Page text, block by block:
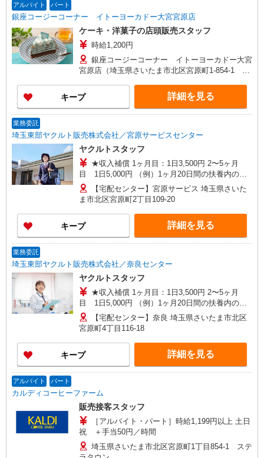
アルバイト パート
銀座コージーコーナー イトーヨーカドー大宮宮原店
ケーキ・洋菓子の店頭販売スタッフ
時給1,200円
銀座コージーコーナー イトーヨーカドー大宮
宮原店（埼玉県さいたま市北区宮原町1-854-1 イ
囲：変更なし
キープ 詳細を見る
業務委託
埼玉東部ヤクルト販売株式会社／宮原サービスセンター
ヤクルトスタッフ
★収入補償 1ヶ月目：1日3,500円 2〜5ヶ月
目 1日5,000円 （例）1ヶ月20日間の扶養内のお
仕事の場合5,000円×20日＝100,000円 ※扶養内は
月収108,000円まで 平均月収130,000円 ◆商品買
取りなし！働いた分はしっかり稼げます 収入保障
期間：5か月
【宅配センター】宮原サービス 埼玉県さいた
ま市北区宮原町2丁目109-20
キープ 詳細を見る
業務委託
埼玉東部ヤクルト販売株式会社／奈良センター
ヤクルトスタッフ
★収入補償 1ヶ月目：1日3,500円 2〜5ヶ月
目 1日5,000円 （例）1ヶ月20日間の扶養内のお
仕事の場合5,000円×20日＝100,000円 ※扶養内は
月収108,000円まで 平均月収130,000円 ◆商品買
取りなし！働いた分はしっかり稼げます 収入保障
期間：5か月
【宅配センター】奈良 埼玉県さいたま市北区
宮原町4丁目116-18
キープ 詳細を見る
アルバイト パート
カルディコーヒーファーム
販売接客スタッフ
［アルバイト・パート］時給1,199円以上 土日
祝 ＋手当50円／時間
埼玉県さいたま市北区宮原町1丁目854-1 ステ